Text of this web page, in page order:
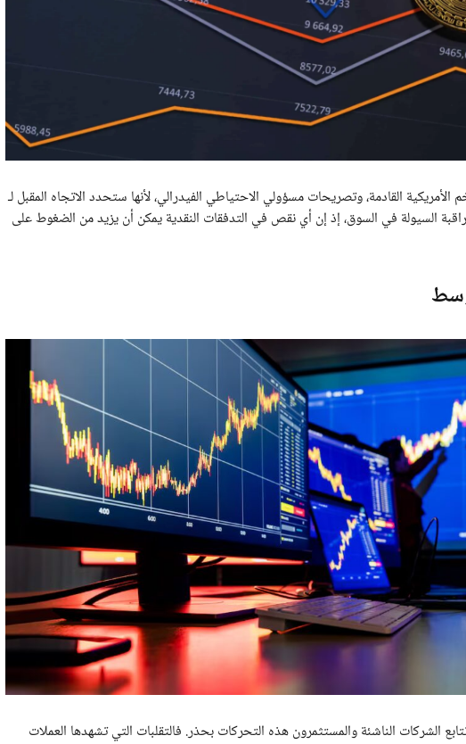
الأمريكية القادمة، وتصريحات مسؤولي الاحتياطي الفيدرالي، لأنها ستحدد الاتجاه المقبل لـ
السيولة في السوق، إذ إن أي نقص في التدفقات النقدية يمكن أن يزيد من الضغوط على
الشركات الناشئة والمستثمرون هذه التحركات بحذر. فالتقلبات التي تشهدها العملات